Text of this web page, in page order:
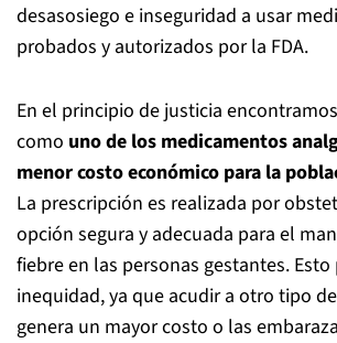
desasosiego e inseguridad a usar
probados y autorizados por la FDA.
En el principio de justicia
como uno de los medicamentos
menor costo económico para la
La prescripción es realizada por
opción segura y adecuada para el
fiebre en las personas gestantes.
inequidad, ya que acudir a otro tipo
genera un mayor costo o las